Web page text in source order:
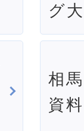
グ
相
資